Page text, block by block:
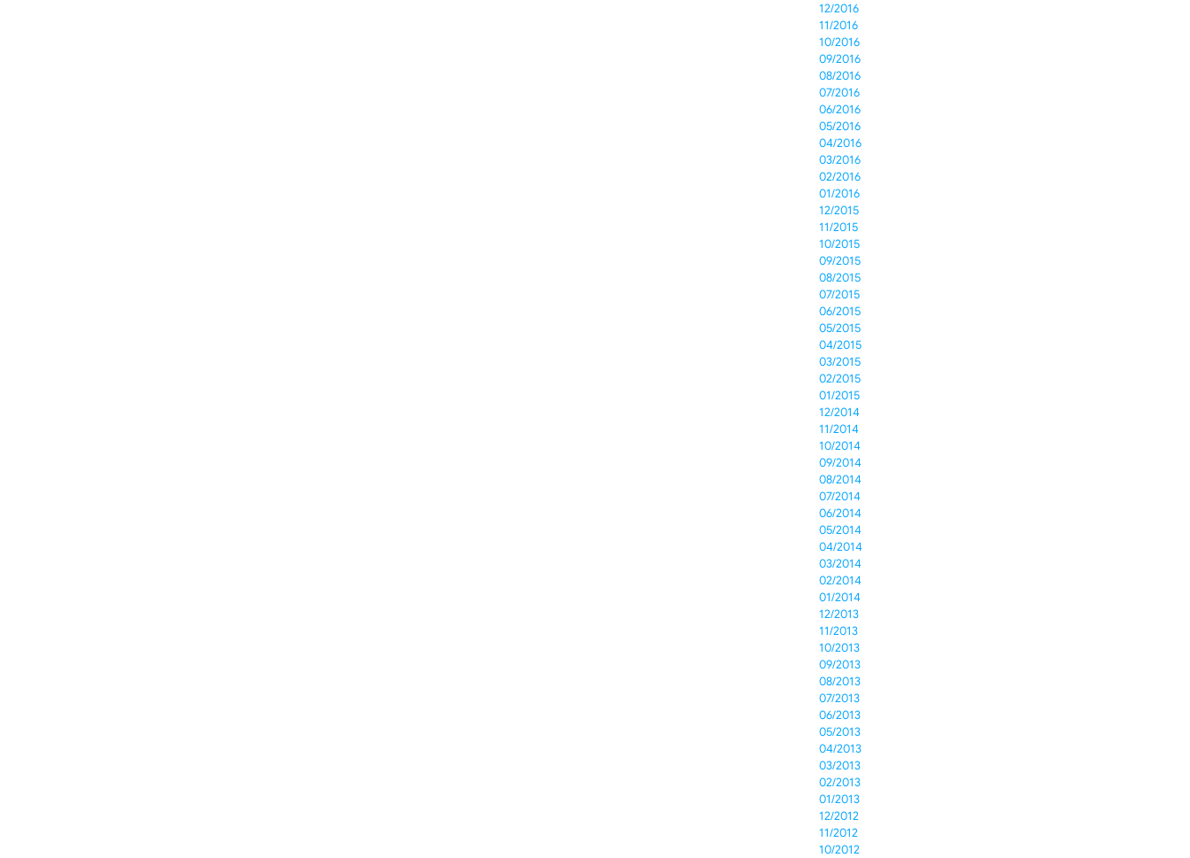
12/2016
11/2016
10/2016
09/2016
08/2016
07/2016
06/2016
05/2016
04/2016
03/2016
02/2016
01/2016
12/2015
11/2015
10/2015
09/2015
08/2015
07/2015
06/2015
05/2015
04/2015
03/2015
02/2015
01/2015
12/2014
11/2014
10/2014
09/2014
08/2014
07/2014
06/2014
05/2014
04/2014
03/2014
02/2014
01/2014
12/2013
11/2013
10/2013
09/2013
08/2013
07/2013
06/2013
05/2013
04/2013
03/2013
02/2013
01/2013
12/2012
11/2012
10/2012